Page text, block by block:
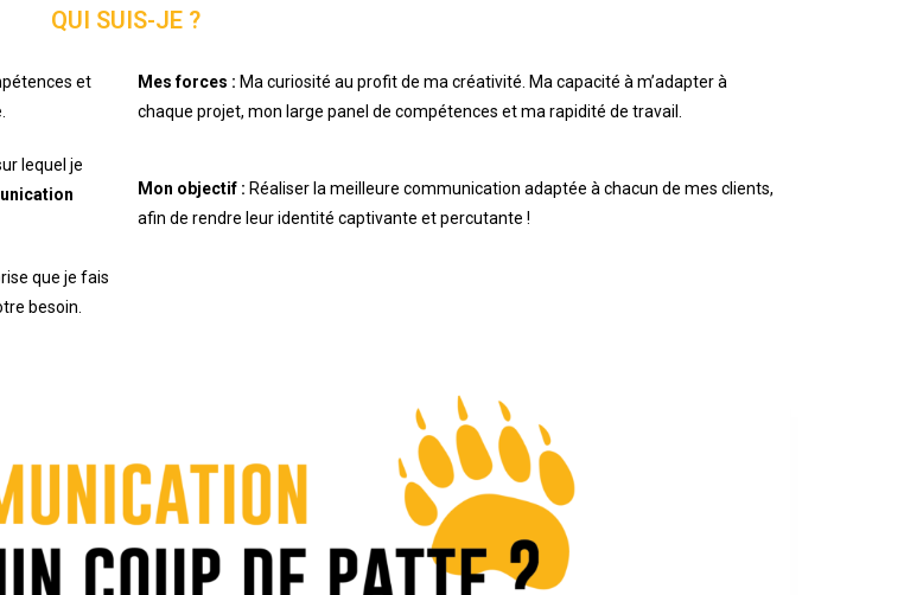
QUI SUIS-JE ?
et
lequel je
que je fais
besoin.
Mes forces : Ma curiosité au profit de ma créativité. Ma capacité à m’adapter à
chaque projet, mon large panel de compétences et ma rapidité de travail.
Mon objectif : Réaliser la meilleure communication adaptée à chacun de mes clients,
afin de rendre leur identité captivante et percutante !